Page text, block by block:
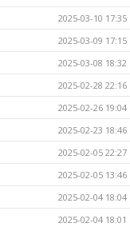
2025-03-10 17:35
2025-03-09 17:15
2025-03-08 18:32
2025-02-28 22:16
2025-02-26 19:04
2025-02-23 18:46
2025-02-05 22:27
2025-02-05 13:46
2025-02-04 18:04
2025-02-04 18:01